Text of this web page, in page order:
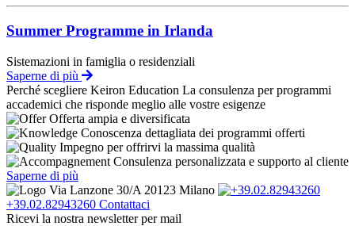
Summer Programme in Irlanda
Sistemazioni in famiglia o residenziali
Saperne di più
Perché scegliere Keiron Education La consulenza per programmi
accademici che risponde meglio alle vostre esigenze
Offerta ampia e diversificata
Conoscenza dettagliata dei programmi offerti
Impegno per offrirvi la massima qualità
Consulenza personalizzata e supporto al cliente
Saperne di più
Via Lanzone 30/A 20123 Milano
+39.02.82943260 Contattaci
Ricevi la nostra newsletter per mail